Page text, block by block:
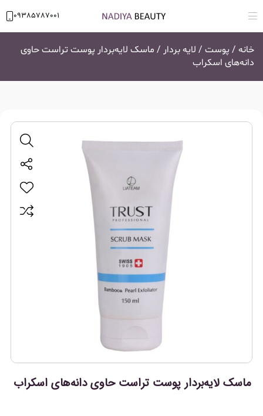
09385787001
خانه / پوست / لایه بردار / ماسک لایه‌بردار پوست تراست حاوی
دانه‌های اسکراب
ماسک لایه‌بردار پوست تراست حاوی دانه‌های اسکراب